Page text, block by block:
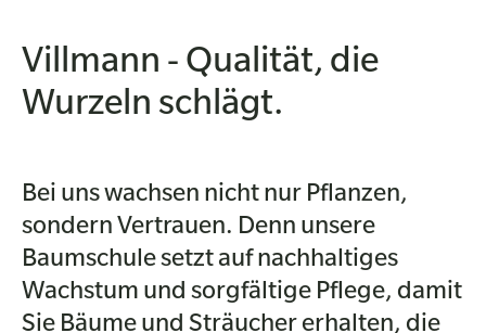
Villmann - Qualität, die
Wurzeln schlägt.
Bei uns wachsen nicht nur Pflanzen,
sondern Vertrauen. Denn unsere
Baumschule setzt auf nachhaltiges
Wachstum und sorgfältige Pflege, damit
Sie Bäume und Sträucher erhalten, die